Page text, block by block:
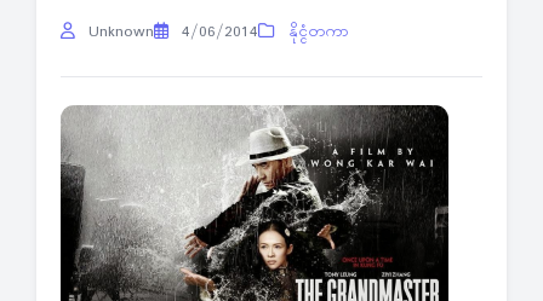
Unknown 4/06/2014 နိုင္ငံတကာ